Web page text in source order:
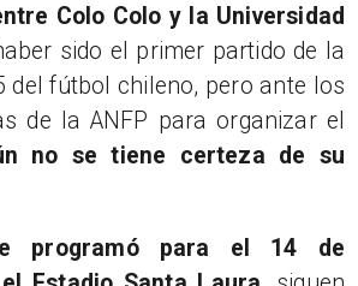
Colo Colo y la Universidad
sido el primer partido de la
del fútbol chileno, pero ante los
de la ANFP para organizar el
no se tiene certeza de su
programó para el 14 de